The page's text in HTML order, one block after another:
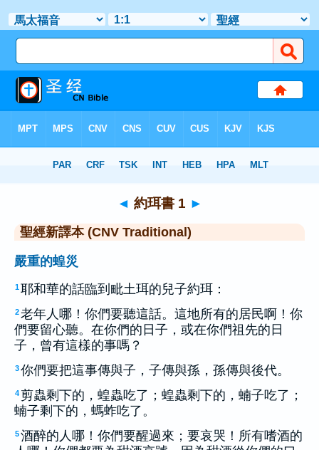
> 約珥書 1
◄ 約珥書 1 ►
聖經新譯本 (CNV Traditional)
嚴重的蝗災
1耶和華的話臨到毗土珥的兒子約珥：
2老年人哪！你們要聽這話。這地所有的居民啊！你
們要留心聽。在你們的日子，或在你們祖先的日
子，曾有這樣的事嗎？
3你們要把這事傳與子，子傳與孫，孫傳與後代。
4 剪蟲剩下的，蝗蟲吃了；蝗蟲剩下的，蝻子吃了；
蝻子剩下的，螞蚱吃了。
5酒醉的人哪！你們要醒過來；要哀哭！所有嗜酒的